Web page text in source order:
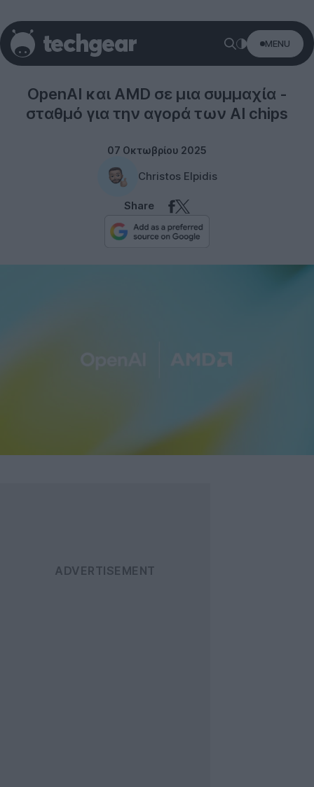
MENU
Technology
OpenAI και AMD σε μια συμμαχία -
σταθμό για την αγορά των AI chips
07 Οκτωβρίου 2025
Christos Elpidis
Share